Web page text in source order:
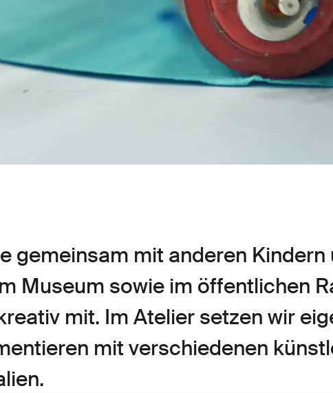
gemeinsam mit anderen
Museum sowie im öffentlichen
mit. Im Atelier setzen wir
mit verschiedenen